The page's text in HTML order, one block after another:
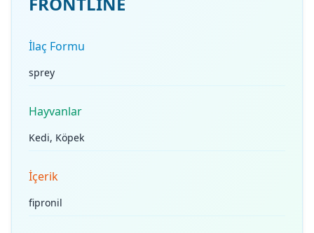
İlaç Formu
sprey
Hayvanlar
Kedi, Köpek
İçerik
fipronil